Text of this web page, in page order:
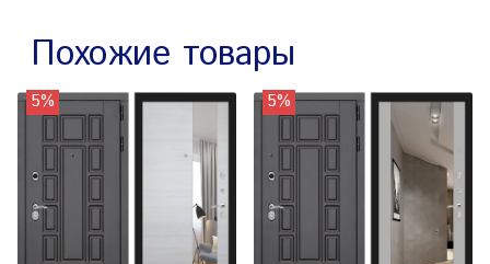
Похожие товары
5% 5%